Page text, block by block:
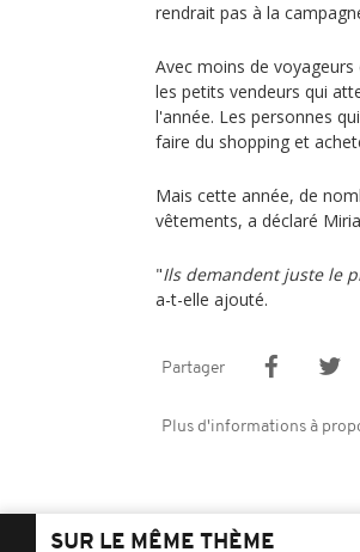
rendrait pas à la
Avec moins de
les petits vendeurs qui
l'année. Les personnes
faire du shopping et
Mais cette année, de
vêtements, a déclaré
"Ils demandent juste le
a-t-elle ajouté.
Partager
Plus d'informations à
SUR LE MÊME THÈME